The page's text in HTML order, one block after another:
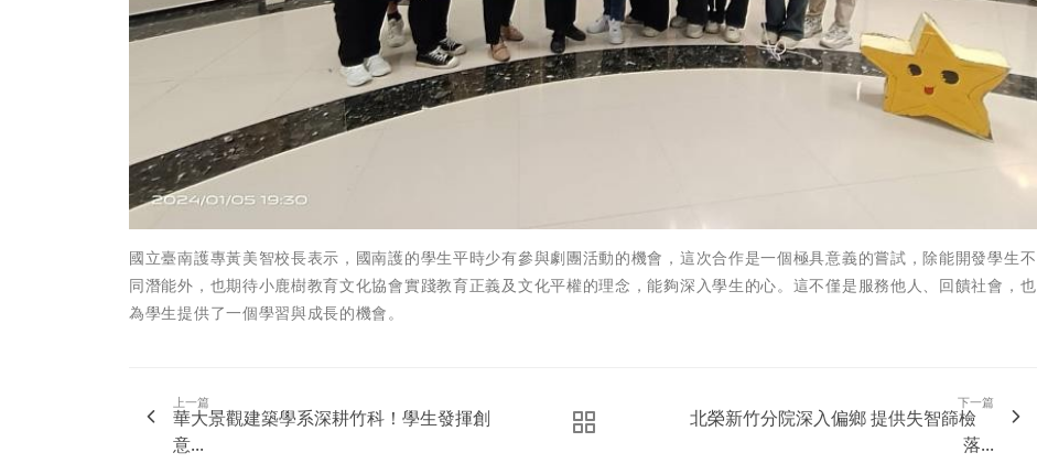
國立臺南護專黃美智校長表示，國南護的學生平時少有參與劇團活動的機會，這次合作是一個極具意義的嘗試，除能開發學生不
同潛能外，也期待小鹿樹教育文化協會實踐教育正義及文化平權的理念，能夠深入學生的心。這不僅是服務他人、回饋社會，也
為學生提供了一個學習與成長的機會。
上一篇
華大景觀建築學系深耕竹科！學生發揮創
意...
下一篇
北榮新竹分院深入偏鄉 提供失智篩檢
落...